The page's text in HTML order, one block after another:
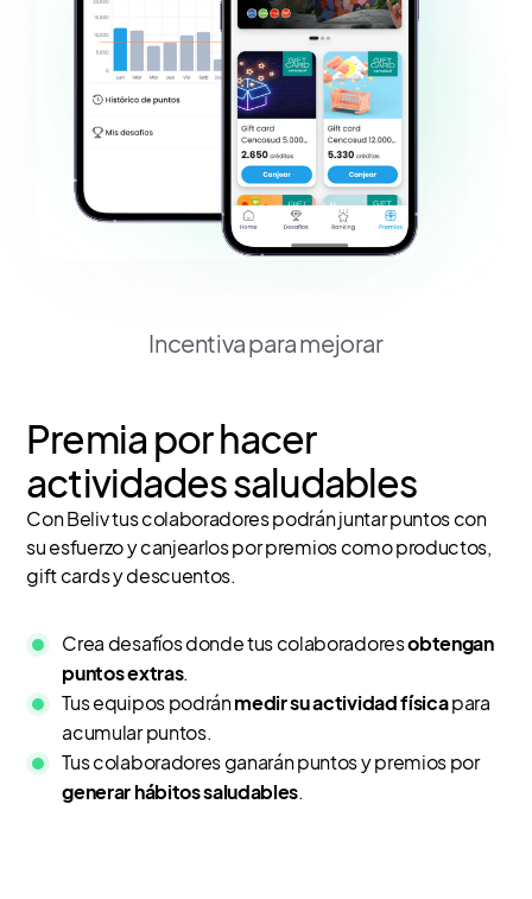
Incentiva para mejorar
Premia por hacer
actividades saludables
Con Beliv tus colaboradores podrán juntar puntos con
su esfuerzo y canjearlos por premios como productos,
gift cards y descuentos.
Crea desafíos donde tus colaboradoresobtengan
puntos extras.
Tus equipos podránmedir su actividad físicapara
acumular puntos.
Tus colaboradores ganarán puntos y premios por
generar hábitos saludables.